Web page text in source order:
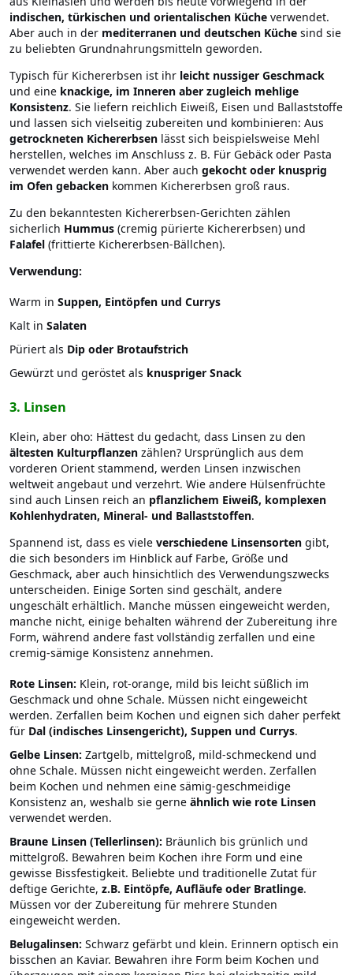
indischen, türkischen und orientalischen Küche verwendet.
Aber auch in der mediterranen und deutschen Küche sind sie
zu beliebten Grundnahrungsmitteln geworden.
Typisch für Kichererbsen ist ihr leicht nussiger Geschmack
und eine knackige, im Inneren aber zugleich mehlige
Konsistenz. Sie liefern reichlich Eiweiß, Eisen und Ballaststoffe
und lassen sich vielseitig zubereiten und kombinieren: Aus
getrockneten Kichererbsen lässt sich beispielsweise Mehl
herstellen, welches im Anschluss z. B. Für Gebäck oder Pasta
verwendet werden kann. Aber auch gekocht oder knusprig
im Ofen gebacken kommen Kichererbsen groß raus.
Zu den bekanntesten Kichererbsen-Gerichten zählen
sicherlich Hummus (cremig pürierte Kichererbsen) und
Falafel (frittierte Kichererbsen-Bällchen).
Verwendung:
Warm in Suppen, Eintöpfen und Currys
Kalt in Salaten
Püriert als Dip oder Brotaufstrich
Gewürzt und geröstet als knuspriger Snack
3. Linsen
Klein, aber oho: Hättest du gedacht, dass Linsen zu den
ältesten Kulturpflanzen zählen? Ursprünglich aus dem
vorderen Orient stammend, werden Linsen inzwischen
weltweit angebaut und verzehrt. Wie andere Hülsenfrüchte
sind auch Linsen reich an pflanzlichem Eiweiß, komplexen
Kohlenhydraten, Mineral- und Ballaststoffen.
Spannend ist, dass es viele verschiedene Linsensorten gibt,
die sich besonders im Hinblick auf Farbe, Größe und
Geschmack, aber auch hinsichtlich des Verwendungszwecks
unterscheiden. Einige Sorten sind geschält, andere
ungeschält erhältlich. Manche müssen eingeweicht werden,
manche nicht, einige behalten während der Zubereitung ihre
Form, während andere fast vollständig zerfallen und eine
cremig-sämige Konsistenz annehmen.
Rote Linsen: Klein, rot-orange, mild bis leicht süßlich im
Geschmack und ohne Schale. Müssen nicht eingeweicht
werden. Zerfallen beim Kochen und eignen sich daher perfekt
für Dal (indisches Linsengericht), Suppen und Currys.
Gelbe Linsen: Zartgelb, mittelgroß, mild-schmeckend und
ohne Schale. Müssen nicht eingeweicht werden. Zerfallen
beim Kochen und nehmen eine sämig-geschmeidige
Konsistenz an, weshalb sie gerne ähnlich wie rote Linsen
verwendet werden.
Braune Linsen (Tellerlinsen): Bräunlich bis grünlich und
mittelgroß. Bewahren beim Kochen ihre Form und eine
gewisse Bissfestigkeit. Beliebte und traditionelle Zutat für
deftige Gerichte, z.B. Eintöpfe, Aufläufe oder Bratlinge.
Müssen vor der Zubereitung für mehrere Stunden
eingeweicht werden.
Belugalinsen: Schwarz gefärbt und klein. Erinnern optisch ein
bisschen an Kaviar. Bewahren ihre Form beim Kochen und